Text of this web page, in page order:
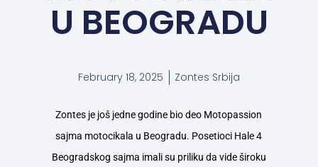
U BEOGRADU
February 18, 2025 Zontes Srbija
Zontes je još jedne godine bio deo Motopassion
sajma motocikala u Beogradu. Posetioci Hale 4
Beogradskog sajma imali su priliku da vide široku